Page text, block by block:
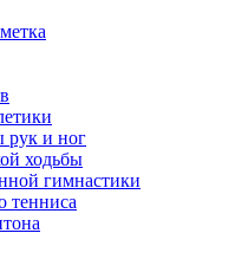
рук и ног
ходьбы
гимнастики
тенниса